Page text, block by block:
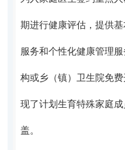
期进行健康评估，提供
服务和个性化健康管理
构或乡（镇）卫生院免
现了计划生育特殊家庭
盖。